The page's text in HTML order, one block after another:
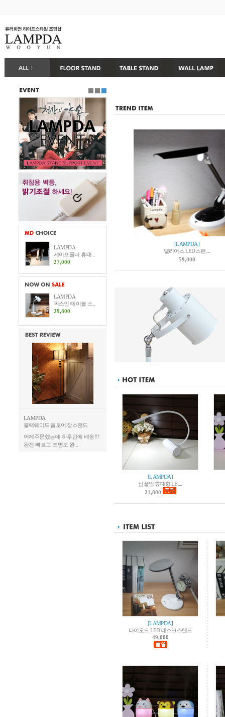
LAMPDA
세이프폴더 휴대 ..
27,000
LAMPDA
픽스인 테이블 스..
29,800
LAMPDA
블랙쉐이드 플로어 장스탠드
어제주문했는데 하루만에 배송!!!
완전 빠르고 조명도 완 ....
[LAMPDA]
엘리어스 LED스탠....
59,000
[LAMPDA]
심플빔 휴대형 LE....
21,800
[LAMPDA]
다이오드 LED 데스크스탠드
49,000